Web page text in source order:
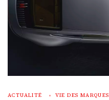
ACTUALITÉ VIE DES MARQUES